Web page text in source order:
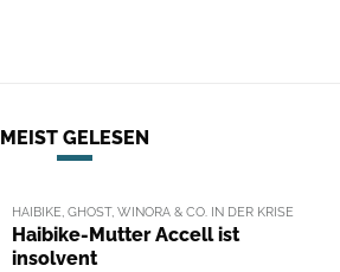
MEIST GELESEN
HAIBIKE, GHOST, WINORA & CO. IN DER KRISE
Haibike-Mutter Accell ist
insolvent